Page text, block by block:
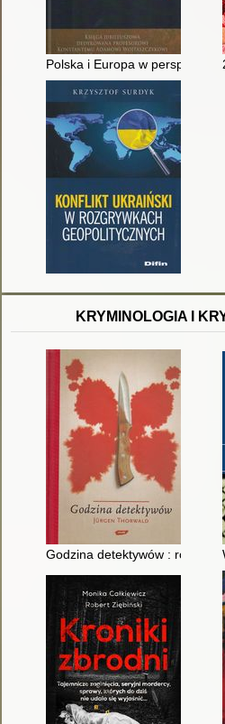
Polska i Europa w
KRYMINOLOGIA I
Godzina detektywów : rozwój i